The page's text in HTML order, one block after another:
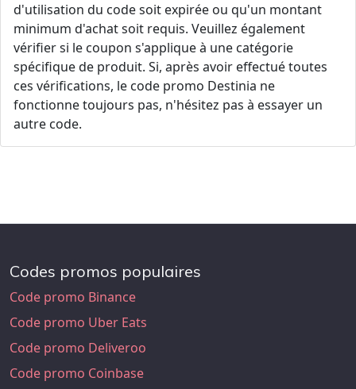
d'utilisation du code soit expirée ou qu'un montant
minimum d'achat soit requis. Veuillez également
vérifier si le coupon s'applique à une catégorie
spécifique de produit. Si, après avoir effectué toutes
ces vérifications, le code promo Destinia ne
fonctionne toujours pas, n'hésitez pas à essayer un
autre code.
Codes promos populaires
Code promo Binance
Code promo Uber Eats
Code promo Deliveroo
Code promo Coinbase